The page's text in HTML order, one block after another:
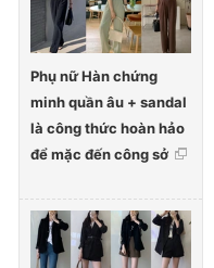
Phụ nữ Hàn chứng
minh quần âu + sandal
là công thức hoàn hảo
để mặc đến công sở